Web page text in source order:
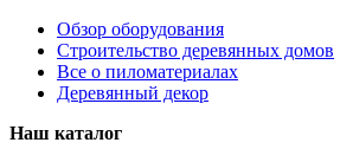
Обзор оборудования
Строительство деревянных домов
Все о пиломатериалах
Деревянный декор
Наш каталог